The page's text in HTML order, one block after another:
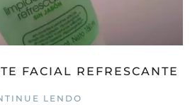
FACIAL REFRESCANTE
LENDO